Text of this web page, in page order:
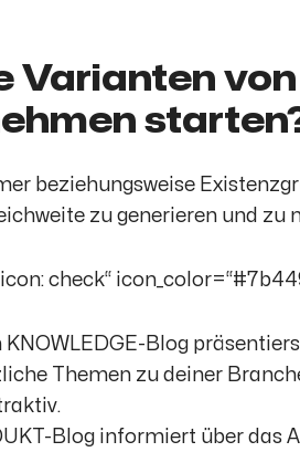
Varianten
beziehungsweise
zu generieren und zu
check“
KNOWLEDGE-Blog
Themen zu deiner
Blog informiert über das